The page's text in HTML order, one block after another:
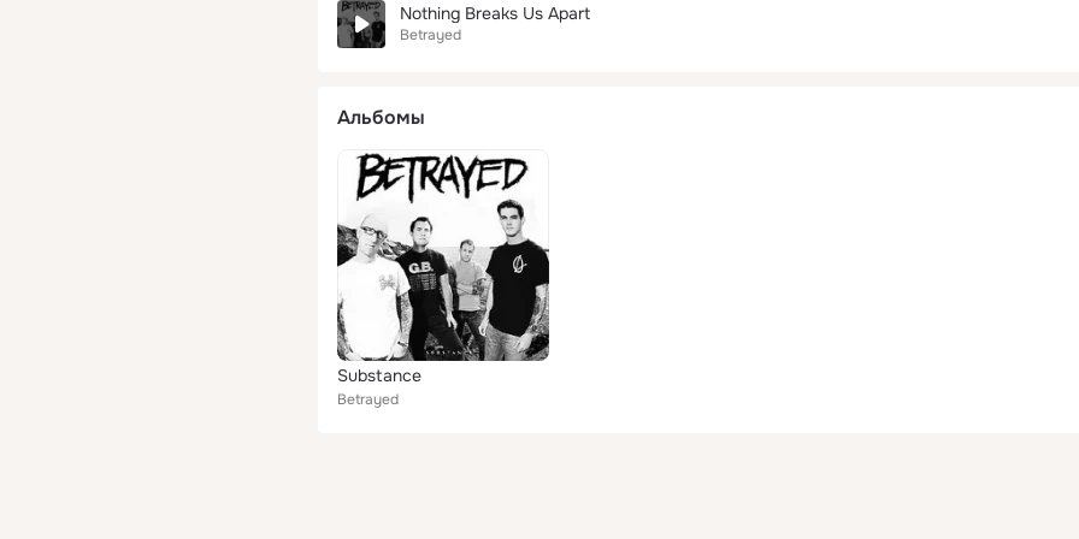
Nothing Breaks Us Apart
Betrayed
Альбомы
Substance
Betrayed